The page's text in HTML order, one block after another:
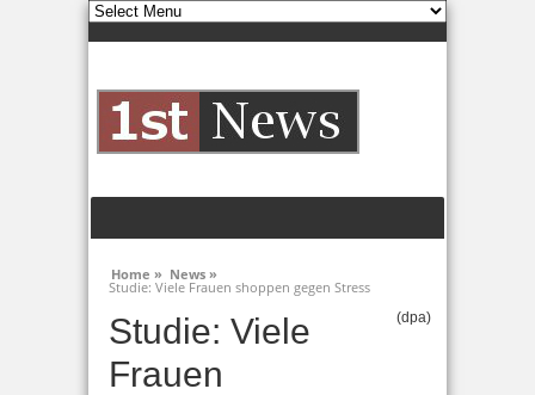
Home » News »
Studie: Viele Frauen shoppen gegen Stress
Studie: Viele
Frauen
(dpa)